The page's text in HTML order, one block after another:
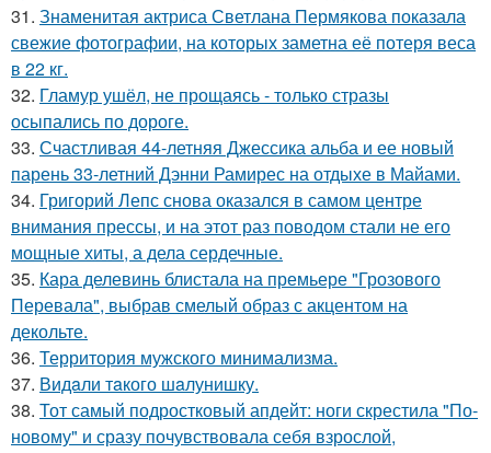
31. Знаменитая актриса Светлана Пермякова показала
свежие фотографии, на которых заметна её потеря веса
в 22 кг.
32. Гламур ушёл, не прощаясь - только стразы
осыпались по дороге.
33. Счастливая 44-летняя Джессика альба и ее новый
парень 33-летний Дэнни Рамирес на отдыхе в Майами.
34. Григорий Лепс снова оказался в самом центре
внимания прессы, и на этот раз поводом стали не его
мощные хиты, а дела сердечные.
35. Кара делевинь блистала на премьере "Грозового
Перевала", выбрав смелый образ с акцентом на
декольте.
36. Территория мужского минимализма.
37. Видaли тaкого шaлунишку.
38. Тот самый подростковый апдейт: ноги скрестила "По-
новому" и сразу почувствовала себя взрослой,